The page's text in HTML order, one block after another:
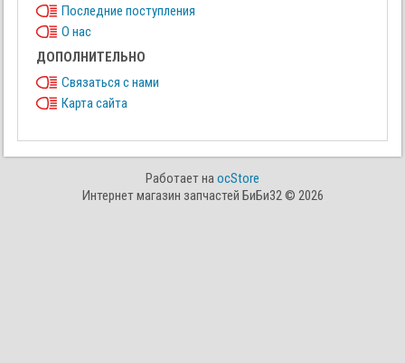
Последние поступления
О нас
ДОПОЛНИТЕЛЬНО
Связаться с нами
Карта сайта
Работает на ocStore
Интернет магазин запчастей БиБи32 © 2026